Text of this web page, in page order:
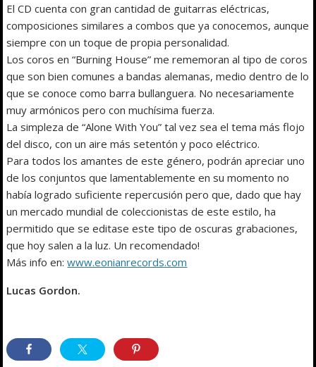
El CD cuenta con gran cantidad de guitarras eléctricas,
composiciones similares a combos que ya conocemos, aunque
siempre con un toque de propia personalidad.
Los coros en “Burning House” me rememoran al tipo de coros
que son bien comunes a bandas alemanas, medio dentro de lo
que se conoce como barra bullanguera. No necesariamente
muy armónicos pero con muchísima fuerza.
La simpleza de “Alone With You” tal vez sea el tema más flojo
del disco, con un aire más setentón y poco eléctrico.
Para todos los amantes de este género, podrán apreciar uno
de los conjuntos que lamentablemente en su momento no
había logrado suficiente repercusión pero que, dado que hay
un mercado mundial de coleccionistas de este estilo, ha
permitido que se editase este tipo de oscuras grabaciones,
que hoy salen a la luz. Un recomendado!
Más info en:www.eonianrecords.com
Lucas Gordon.